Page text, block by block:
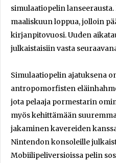
simulaatiopelin
maaliskuun loppua, jolloin
kirjanpitovuosi. Uuden
julkaistaisiin vasta
Simulaatiopelin ajatuksena
antropomorfisten
jota pelaaja pormestarin
myös kehittämään
jakaminen kavereiden
Nintendon konsoleille
Mobiilipeliversioissa pelin